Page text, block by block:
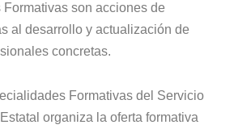
son acciones de
al desarrollo y actualización de
concretas.
Formativas del Servicio
organiza la oferta formativa